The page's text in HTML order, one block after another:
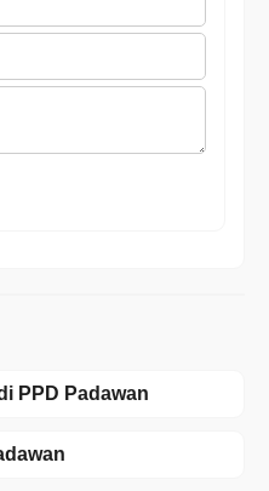
PPD Padawan